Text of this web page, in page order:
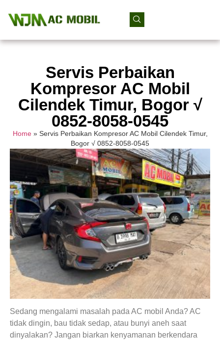
Servis Perbaikan
Kompresor AC Mobil
Cilendek Timur, Bogor √
0852-8058-0545
Home» Servis Perbaikan Kompresor AC Mobil Cilendek Timur,
Bogor √ 0852-8058-0545
Sedang mengalami masalah pada AC mobil Anda? AC
tidak dingin, bau tidak sedap, atau bunyi aneh saat
dinyalakan? Jangan biarkan kenyamanan berkendara